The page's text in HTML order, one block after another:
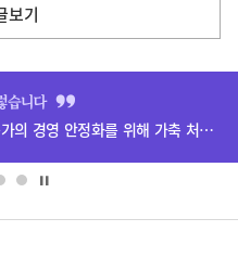
보기
아프리카돼지열병(ASF) 가축 처분 농가의 경영 안정화를 위해 가축 처분 보상금을 신속하게 지급하겠습니다.